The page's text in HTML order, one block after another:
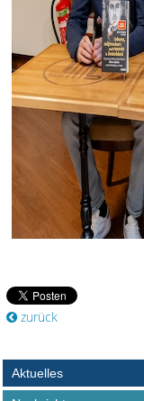
zurück
Aktuelles